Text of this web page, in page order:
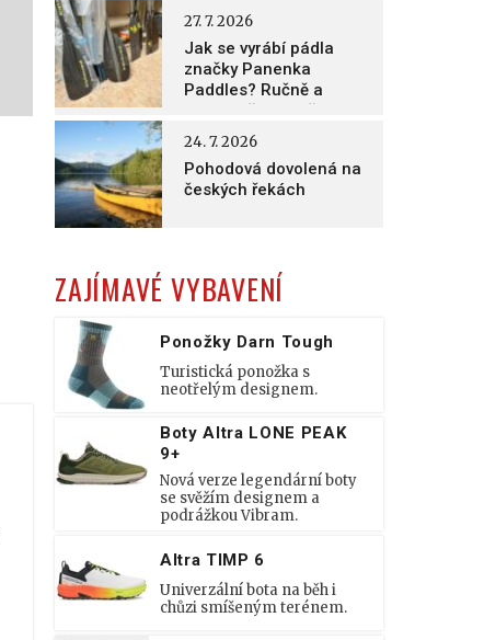
Jak se vyrábí pádla
značky Panenka
Paddles? Ručně a
nesmírně poctivě!
27. 7. 2026
Pohodová dovolená na
českých řekách
24. 7. 2026
ZAJÍMAVÉ VYBAVENÍ
Ponožky Darn Tough
Turistická ponožka s
neotřelým designem.
Boty Altra LONE PEAK
9+
Nová verze legendární boty
se svěžím designem a
podrážkou Vibram.
Altra TIMP 6
Univerzální bota na běh i
chůzi smíšeným terénem.